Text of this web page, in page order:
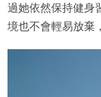
過她依然保持健身
境也不會輕易放棄